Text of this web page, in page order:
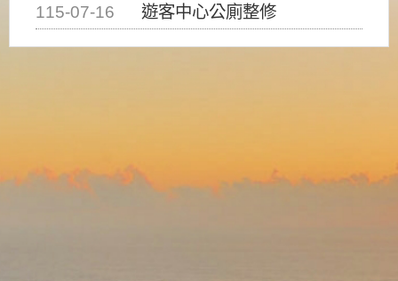
115-07-16
遊客中心公廁整修